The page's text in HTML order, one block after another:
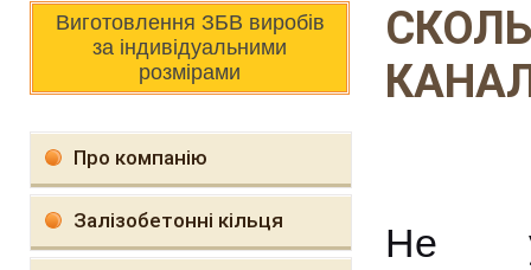
Виготовлення ЗБВ виробів
за індивідуальними
розмірами
Про компанію
Залізобетонні кільця
Не